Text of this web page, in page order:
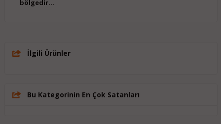
bölgedir...
İlgili Ürünler
Bu Kategorinin En Çok Satanları